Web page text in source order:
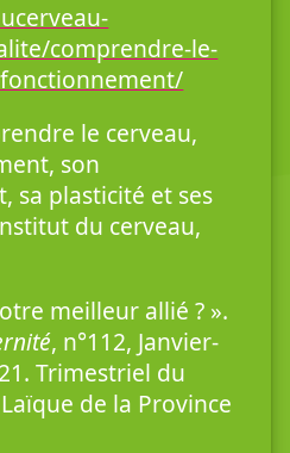
comprendre-le-
le cerveau,
son
sa plasticité et ses
du cerveau,
meilleur allié ? ».
, n°112, Janvier-
Trimestriel du
de la Province